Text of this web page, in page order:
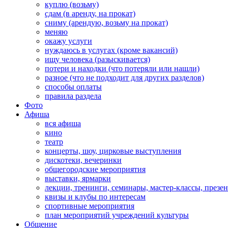
куплю (возьму)
сдам (в аренду, на прокат)
сниму (арендую, возьму на прокат)
меняю
окажу услуги
нуждаюсь в услугах (кроме вакансий)
ищу человека (разыскивается)
потери и находки (что потеряли или нашли)
разное (что не подходит для других разделов)
способы оплаты
правила раздела
Фото
Афиша
вся афиша
кино
театр
концерты, шоу, цирковые выступления
дискотеки, вечеринки
общегородские мероприятия
выставки, ярмарки
лекции, тренинги, семинары, мастер-классы,
квизы и клубы по интересам
спортивные мероприятия
план мероприятий учреждений культуры
Общение